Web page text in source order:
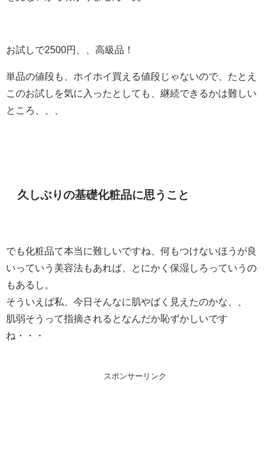
お試しで2500円、、高級品！
単品の値段も、ホイホイ買える値段じゃないので、たとえ
このお試しを気に入ったとしても、継続できるかは難しい
ところ、、、
久しぶりの基礎化粧品に思うこと
でも化粧品て本当に難しいですね、何もつけないほうが良
いっていう美容法もあれば、とにかく保湿しろっていうの
もあるし。
そういえば私、今日そんなに肌やばく見えたのかな、、
肌弱そうって指摘されるとなんだか恥ずかしいです
ね・・・
スポンサーリンク